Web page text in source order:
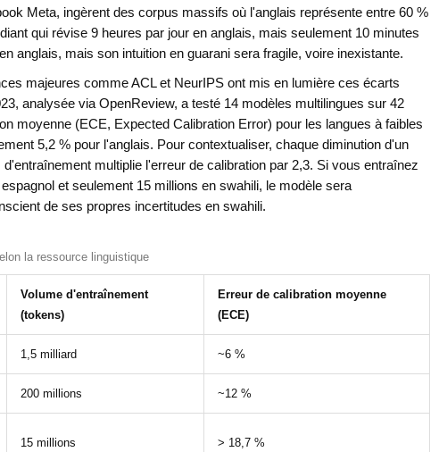
Meta, ingèrent des corpus massifs où l'anglais représente entre 60 %
qui révise 9 heures par jour en anglais, mais seulement 10 minutes
anglais, mais son intuition en guarani sera fragile, voire inexistante.
majeures comme ACL et NeurIPS ont mis en lumière ces écarts
analysée via OpenReview, a testé 14 modèles multilingues sur 42
moyenne (ECE, Expected Calibration Error) pour les langues à faibles
5,2 % pour l'anglais. Pour contextualiser, chaque diminution d'un
multiplie l'erreur de calibration par 2,3. Si vous entraînez
et seulement 15 millions en swahili, le modèle sera
de ses propres incertitudes en swahili.
la ressource linguistique
Volume d'entraînement
(tokens)
Erreur de calibration moyenne
(ECE)
1,5 milliard ~6 %
200 millions ~12 %
15 millions > 18,7 %